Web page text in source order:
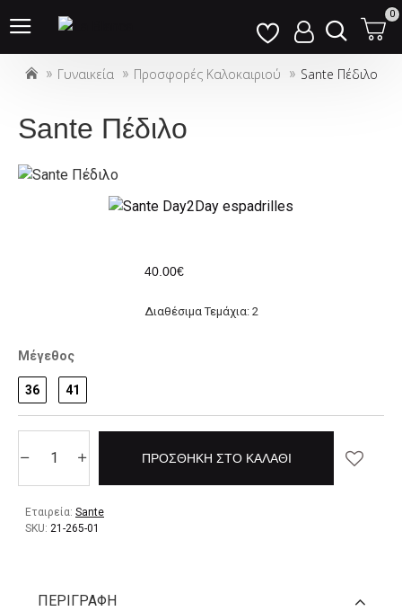
Αυτός
ο
ιστότοπος
ένα
σύστημα
προσβασιμότητας.
0
Γυναικεία Προσφορές Καλοκαιριού Sante Πέδιλο
Sante Πέδιλο
Εταιρεία: Sante
SKU: 21-265-01
40.00€
Διαθέσιμα Τεμάχια: 2
Μέγεθος
36 41
ΠΡΟΣΘΉΚΗ ΣΤΟ ΚΑΛΆΘΙ
ΠΕΡΙΓΡΑΦΉ